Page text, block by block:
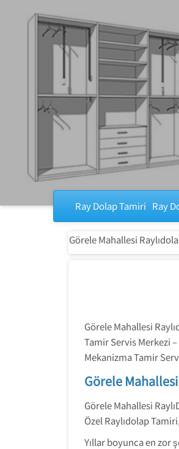
Ray Dolap Tamiri Ray
Görele Mahallesi
Görele Mahallesi
Tamir Servis Merkezi
Mekanizma Tamir
Görele
Görele Mahallesi
Özel Raylıdolap
Yıllar boyunca en zor